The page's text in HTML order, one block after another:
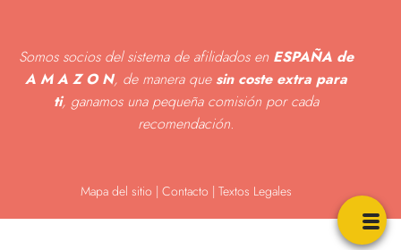
Somos socios del sistema de afilidados en ESPAÑA de
A M A Z O N, de manera que sin coste extra para
ti, ganamos una pequeña comisión por cada
recomendación.
Mapa del sitio | Contacto | Textos Legales